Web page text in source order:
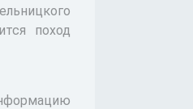
поход